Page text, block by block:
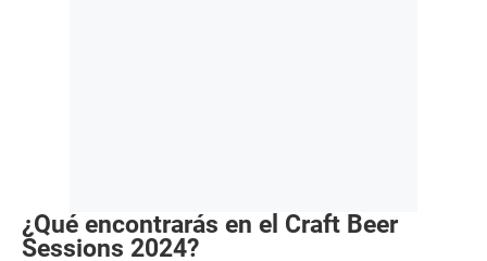
¿Qué encontrarás en el Craft Beer
Sessions 2024?